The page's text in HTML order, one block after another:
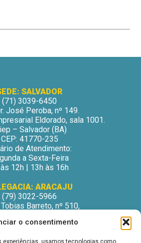
o consentimento
experiências, usamos tecnologias como
SALVADOR
(71) 3039-6450
José Peroba, nº 149.
Eldorado, sala 1001.
– Salvador (BA)
CEP: 41770-235
de Atendimento:
a Sexta-Feira
12h | 13h às 16h
ARACAJU
(79) 3022-5966
Tobias Barreto, nº 510,
José – Aracaju/SE